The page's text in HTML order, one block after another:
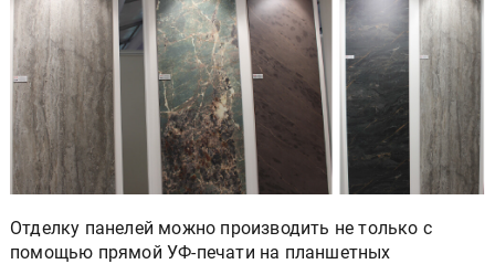
Отделку панелей можно производить не только с
помощью прямой УФ-печати на планшетных